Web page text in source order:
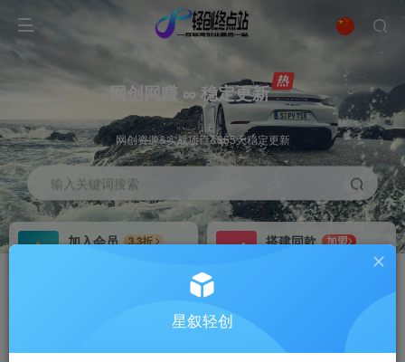
网创网赚 ∞ 稳定更新
网创资源&实战项目&365天稳定更新
输入关键词搜索
加入会员
3.3折
搭建同款
加盟
星叙轻创